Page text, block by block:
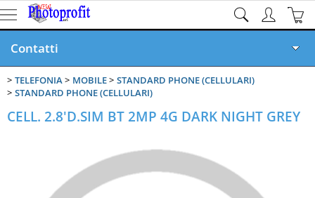
Home page
Contatti
Privacy
TELEFONIA MOBILE
STANDARD PHONE (CELLULARI)
STANDARD PHONE (CELLULARI)
CELL. 2.8'D.SIM BT 2MP 4G DARK NIGHT GREY